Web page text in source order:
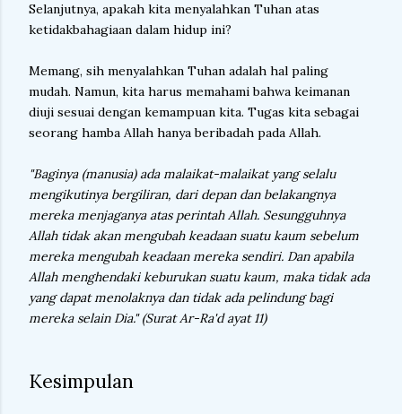
Selanjutnya, apakah kita menyalahkan Tuhan atas
ketidakbahagiaan dalam hidup ini?
Memang, sih menyalahkan Tuhan adalah hal paling
mudah. Namun, kita harus memahami bahwa keimanan
diuji sesuai dengan kemampuan kita. Tugas kita sebagai
seorang hamba Allah hanya beribadah pada Allah.
"Baginya (manusia) ada malaikat-malaikat yang selalu
mengikutinya bergiliran, dari depan dan belakangnya
mereka menjaganya atas perintah Allah. Sesungguhnya
Allah tidak akan mengubah keadaan suatu kaum sebelum
mereka mengubah keadaan mereka sendiri. Dan apabila
Allah menghendaki keburukan suatu kaum, maka tidak ada
yang dapat menolaknya dan tidak ada pelindung bagi
mereka selain Dia." (Surat Ar-Ra'd ayat 11)
Kesimpulan